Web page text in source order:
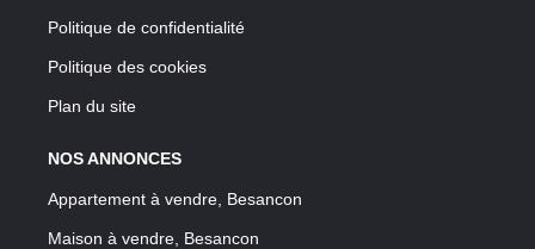
Politique de confidentialité
Politique des cookies
Plan du site
NOS ANNONCES
Appartement à vendre, Besancon
Maison à vendre, Besancon